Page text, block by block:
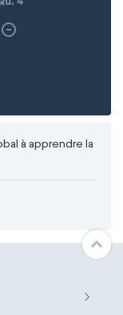
4
à apprendre la